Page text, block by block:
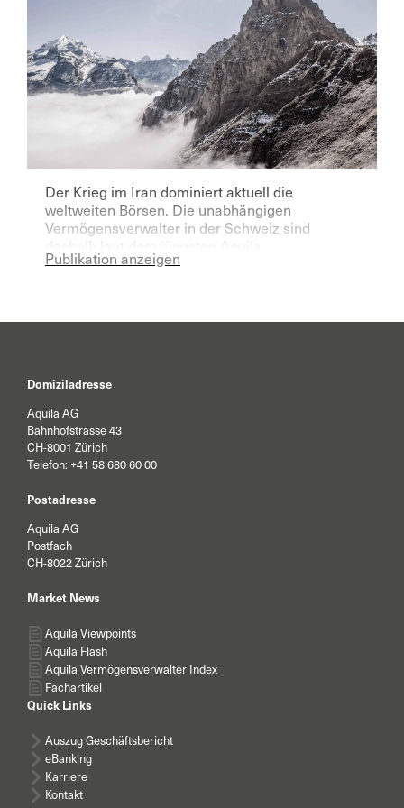
Der Krieg im Iran dominiert aktuell die
weltweiten Börsen. Die unabhängigen
Vermögensverwalter in der Schweiz sind
deshalb laut dem jüngsten Aquila
Vermögensverwalter Index für das laufende
Publikation anzeigen
Domiziladresse
Aquila AG
Bahnhofstrasse 43
CH-8001 Zürich
Telefon: +41 58 680 60 00
Postadresse
Aquila AG
Postfach
CH-8022 Zürich
Market News
Aquila Viewpoints
Aquila Flash
Aquila Vermögensverwalter Index
Fachartikel
Quick Links
Auszug Geschäftsbericht
eBanking
Karriere
Kontakt